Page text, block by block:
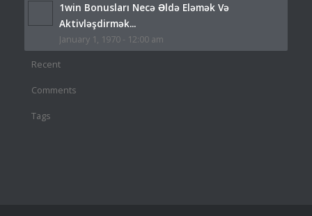
1win Bonusları Necə Əldə Eləmək Və
Aktivləşdirmək...
January 1, 1970 - 12:00 am
Recent
Comments
Tags